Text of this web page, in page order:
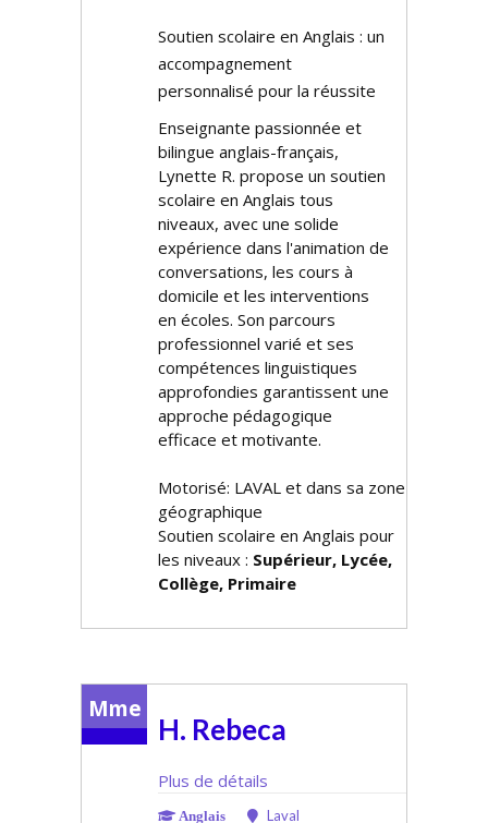
Soutien scolaire en Anglais : un
accompagnement
personnalisé pour la réussite
Enseignante passionnée et
bilingue anglais-français,
Lynette R. propose un soutien
scolaire en Anglais tous
niveaux, avec une solide
expérience dans l'animation de
conversations, les cours à
domicile et les interventions
en écoles. Son parcours
professionnel varié et ses
compétences linguistiques
approfondies garantissent une
approche pédagogique
efficace et motivante.
Motorisé: LAVAL et dans sa zone
géographique
Soutien scolaire en Anglais pour
les niveaux : Supérieur, Lycée,
Collège, Primaire
Mme
H. Rebeca
Plus de détails
Anglais Laval